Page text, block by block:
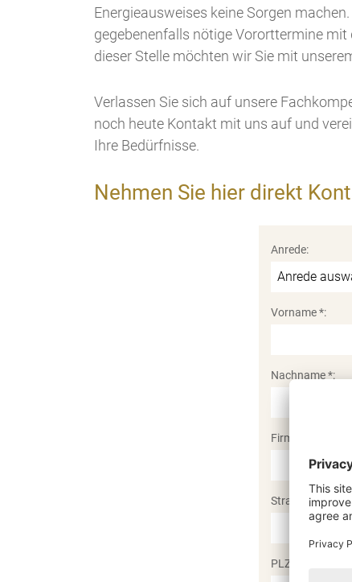
Energieausweises keine Sorgen
gegebenenfalls nötige Vororttermine
dieser Stelle möchten wir Sie mit
Verlassen Sie sich auf unsere
noch heute Kontakt mit uns auf und
Ihre Bedürfnisse.
Nehmen Sie hier direkt
Anrede:
Vorname *:
Nachname *:
Firma:
Straße, Hausnr.:
PLZ: